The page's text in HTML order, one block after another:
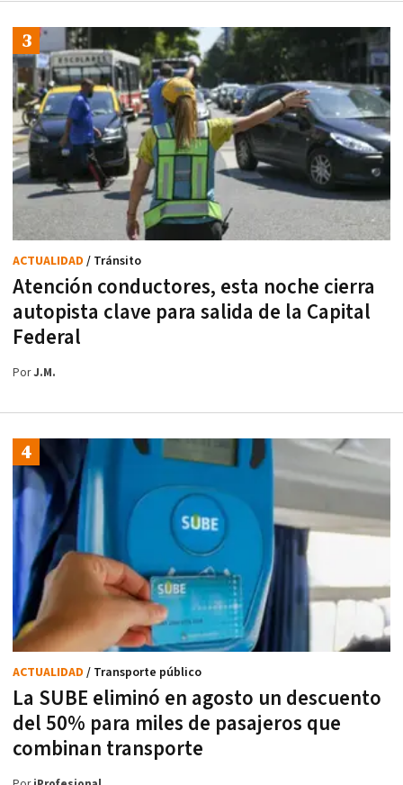
Atención conductores, esta noche cierra
autopista clave para salida de la Capital
Federal
ACTUALIDAD / Tránsito
PorJ.M.
La SUBE eliminó en agosto un descuento
del 50% para miles de pasajeros que
combinan transporte
ACTUALIDAD / Transporte público